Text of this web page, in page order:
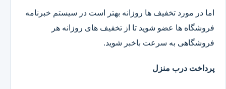
اما در مورد تخفیف ها روزانه بهتر است در سیستم خبرنامه
فروشگاه ها عضو شوید تا از تخفیف های روزانه هر
فروشگاهی به سرعت باخبر شوید.
پرداخت درب منزل